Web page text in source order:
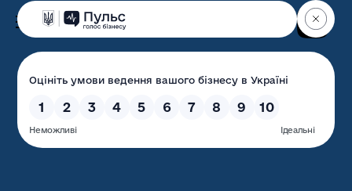
Волинська обласна
державна адміністрація